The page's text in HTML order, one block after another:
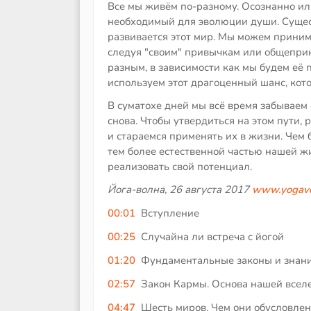
Все мы живём по-разному. Осознанно
необходимый для эволюции души.
развивается этот мир. Мы можем
следуя "своим" привычкам или
разным, в зависимости как мы будем её
используем этот драгоценный шанс,
В суматохе дней мы всё время
снова. Чтобы утвердиться на этом
и стараемся применять их в жизни. Чем
тем более естественной частью нашей
реализовать свой потенциал.
Йога-волна, 26 августа 2017
00:01 Вступление
00:25 Случайна ли встреча с йогой
01:20 Фундаментальные законы и
02:57 Закон Кармы. Основа нашей
04:47 Шесть миров. Чем они